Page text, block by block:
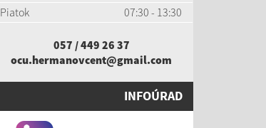
Piatok
07:30 - 13:30
057 / 449 26 37
ocu.hermanovcent@gmail.com
INFOÚRAD